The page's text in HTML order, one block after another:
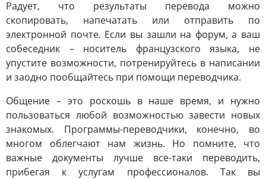
Радует, что результаты перевода можно
скопировать, напечатать или отправить по
электронной почте. Если вы зашли на форум, а ваш
собеседник – носитель французского языка, не
упустите возможности, потренируйтесь в написании
и заодно пообщайтесь при помощи переводчика.
Общение – это роскошь в наше время, и нужно
пользоваться любой возможностью завести новых
знакомых. Программы-переводчики, конечно, во
многом облегчают нам жизнь. Но помните, что
важные документы лучше все-таки переводить,
прибегая к услугам профессионалов. Так вы